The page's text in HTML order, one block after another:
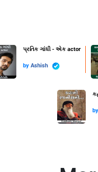
પ્રતિક ગાંધી - એક actor
by Ashish
by